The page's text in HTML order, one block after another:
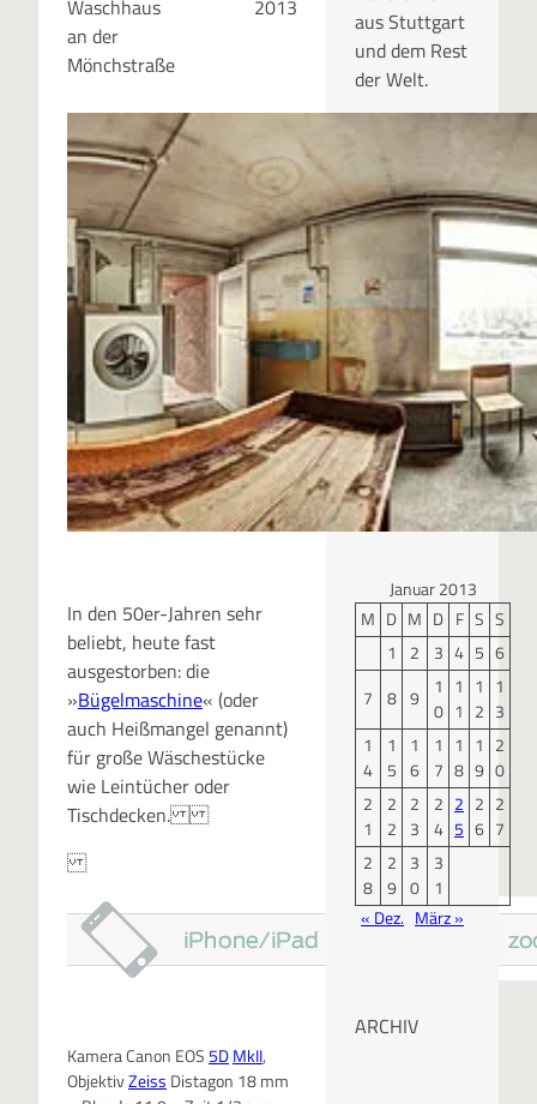
Waschhaus
an der
Mönchstraße
2013
In den 50er-Jahren sehr
beliebt, heute fast
ausgestorben: die
»Bügelmaschine« (oder
auch Heißmangel genannt)
für große Wäschestücke
wie Leintücher oder
Tischdecken.
Kamera Canon EOS 5DMkII,
ObjektivZeiss Distagon 18 mm
aus Stuttgart
und dem Rest
der Welt.
RUBRIKEN
Kategor
ien
KALENDER
Januar 2013
M D M D F S S
1
2 3 4 5 6
7 8 9
1
0
1
1
1
2
1
3
1
4
1
5
1
6
1
7
1
8
1
9
2
0
2
1
2
2
2
3
2
4
2
5
2
6
2
7
2
8
2
9
3
0
3
1
« Dez. März »
ARCHIV